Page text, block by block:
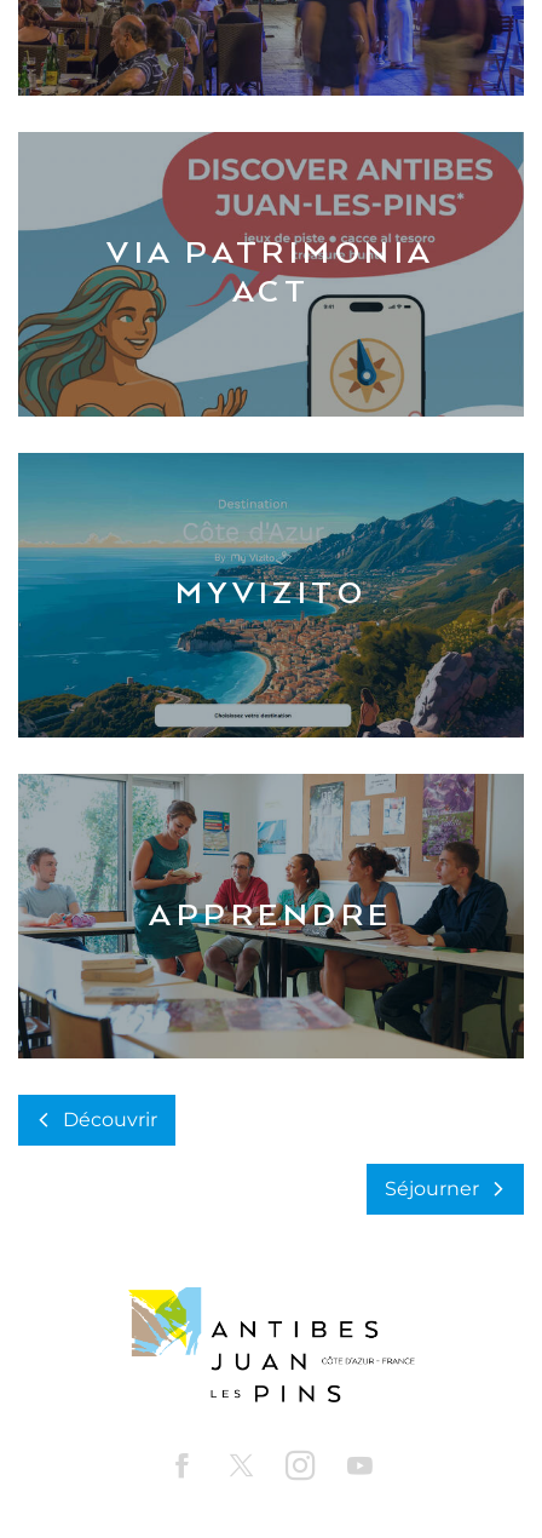
VIA PATRIMONIA
ACT
MYVIZITO
APPRENDRE
Découvrir
Séjourner